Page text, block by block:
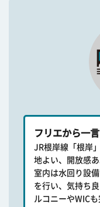
フリエから一言
JR根岸線「根岸
地よい、開放感
室内は水回り設
を行い、気持ち
ルコニーやWIC